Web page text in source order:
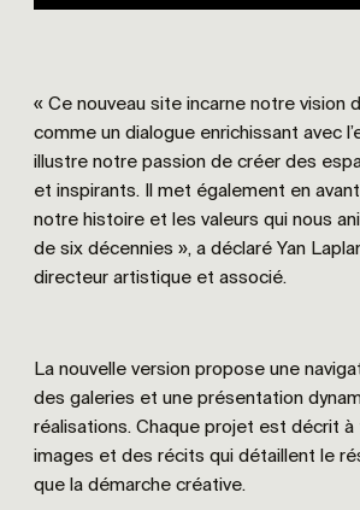
« Ce nouveau site incarne notre vision
comme un dialogue enrichissant avec
illustre notre passion de créer des
et inspirants. Il met également en
notre histoire et les valeurs qui nous
de six décennies », a déclaré Yan
directeur artistique et associé.
La nouvelle version propose une
des galeries et une présentation
réalisations. Chaque projet est décrit à
images et des récits qui détaillent le
que la démarche créative.